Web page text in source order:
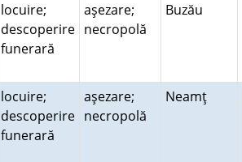
locuire;
descoperire
funerară
aşezare;
necropolă
Buzău
locuire;
descoperire
funerară
aşezare;
necropolă
Neamţ